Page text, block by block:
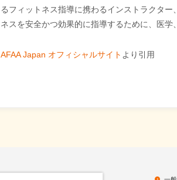
るフィットネス指導に携わるインストラクタ
ネスを安全かつ効果的に指導するために、医学
AFAA Japan オフィシャルサイト より引用